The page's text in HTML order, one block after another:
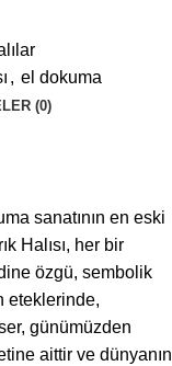
, el dokuma
(0)
sanatının en eski
Halısı, her bir
özgü, sembolik
eteklerinde,
günümüzden
aittir ve dünyanın